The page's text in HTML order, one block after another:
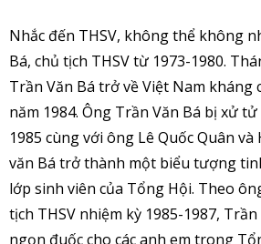
Nhắc đến THSV, không thể không
Bá, chủ tịch THSV từ 1973-1980.
Trần Văn Bá trở về Việt Nam kháng
năm 1984. Ông Trần Văn Bá bị xử
1985 cùng với ông Lê Quốc Quân
văn Bá trở thành một biểu tượng
lớp sinh viên của Tổng Hội. Theo
tịch THSV nhiệm kỳ 1985-1987, Trần
ngọn đuốc cho các anh em trong